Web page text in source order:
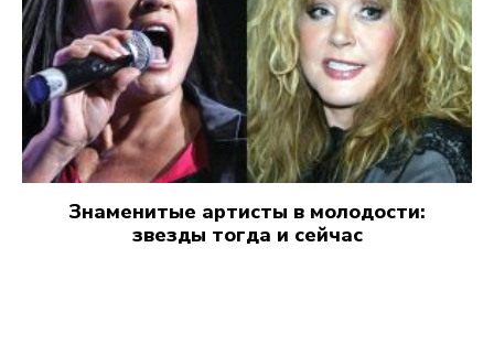
Знаменитые артисты в молодости:
звезды тогда и сейчас